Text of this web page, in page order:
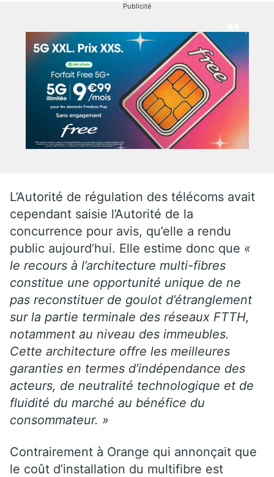
Publicité
L’Autorité de régulation des télécoms avait
cependant saisie l’Autorité de la
concurrence pour avis, qu’elle a rendu
public aujourd’hui. Elle estime donc que «
le recours à l’architecture multi-fibres
constitue une opportunité unique de ne
pas reconstituer de goulot d’étranglement
sur la partie terminale des réseaux FTTH,
notamment au niveau des immeubles.
Cette architecture offre les meilleures
garanties en termes d’indépendance des
acteurs, de neutralité technologique et de
fluidité du marché au bénéfice du
consommateur. »
Contrairement à Orange qui annonçait que
le coût d’installation du multifibre est